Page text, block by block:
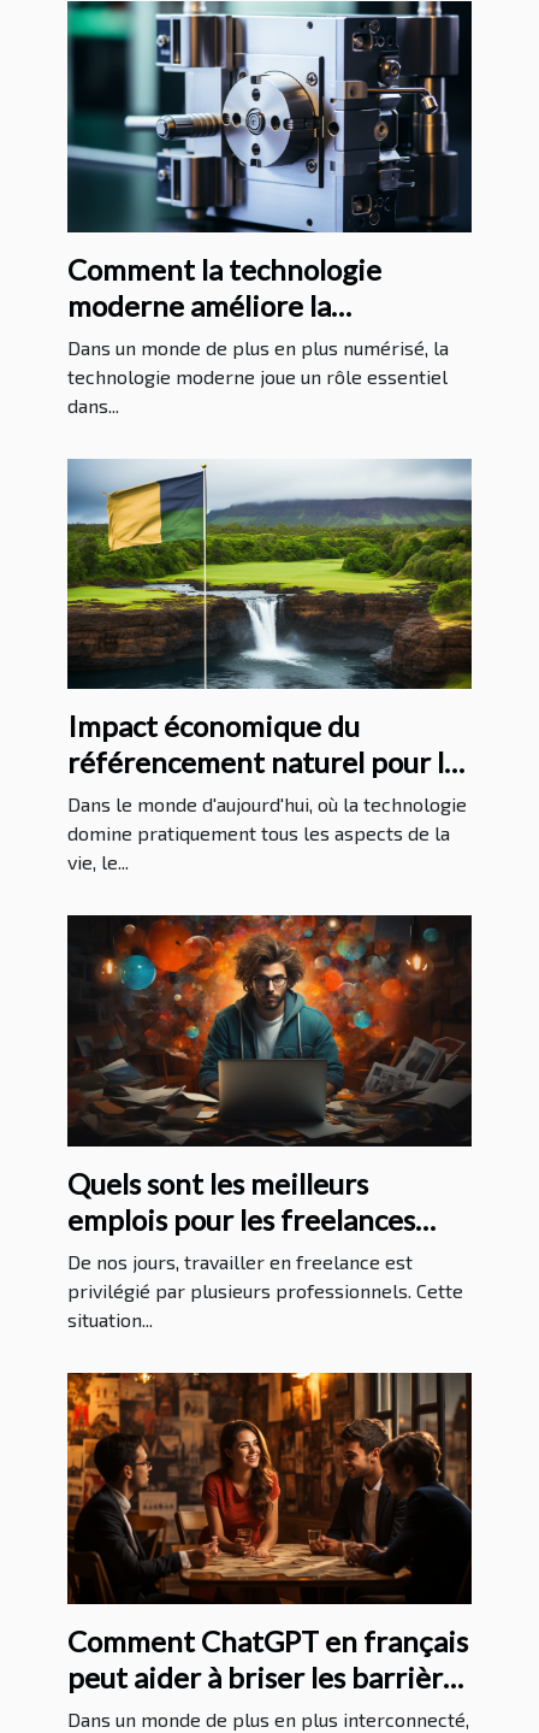
Comment la technologie
moderne améliore la
protection juridique
Dans un monde de plus en plus numérisé, la
technologie moderne joue un rôle essentiel
dans...
Impact économique du
référencement naturel pour les
entreprises à La Réunion
Dans le monde d'aujourd'hui, où la technologie
domine pratiquement tous les aspects de la
vie, le...
Quels sont les meilleurs
emplois pour les freelances
sans expérience ?
De nos jours, travailler en freelance est
privilégié par plusieurs professionnels. Cette
situation...
Comment ChatGPT en français
peut aider à briser les barrières
linguistiques
Dans un monde de plus en plus interconnecté,